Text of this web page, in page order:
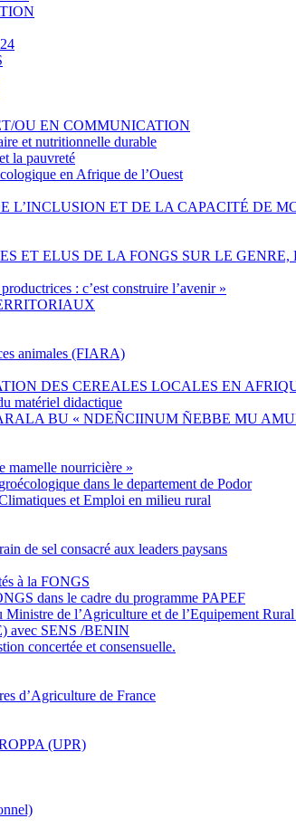
OU EN COMMUNICATION
et nutritionnelle durable
la pauvreté
en Afrique de l’Ouest
L’INCLUSION ET DE LA CAPACITÉ DE
ET ELUS DE LA FONGS SUR LE
: c’est construire l’avenir »
animales (FIARA)
DES CEREALES LOCALES EN
matériel didactique
BU « NDEÑCIINUM ÑEBBE MU
mamelle nourricière »
dans le departement de Podor
et Emploi en milieu rural
de sel consacré aux leaders paysans
à la FONGS
dans le cadre du programme PAPEF
de l’Agriculture et de l’Equipement
avec SENS /BENIN
concertée et consensuelle.
d’Agriculture de France
(UPR)